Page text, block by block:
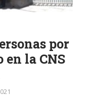
por
la CNS